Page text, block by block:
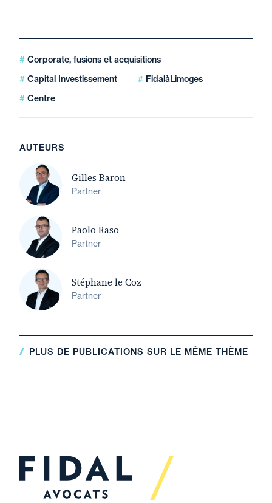
Corporate, fusions et acquisitions
Capital Investissement
FidalàLimoges
Centre
AUTEURS
Gilles Baron
Partner
Paolo Raso
Partner
Stéphane le Coz
Partner
PLUS DE PUBLICATIONS SUR LE MÊME THÈME